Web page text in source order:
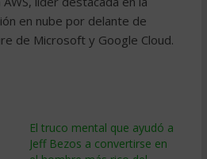
en nube por delante de
de Microsoft y Google Cloud.
El truco mental que ayudó a
Jeff Bezos a convertirse en